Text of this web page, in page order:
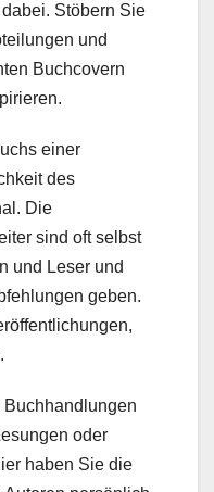
Stöbern Sie
und
Buchcovern
einer
des
Die
sind oft selbst
und Leser und
geben.
oder
haben Sie die